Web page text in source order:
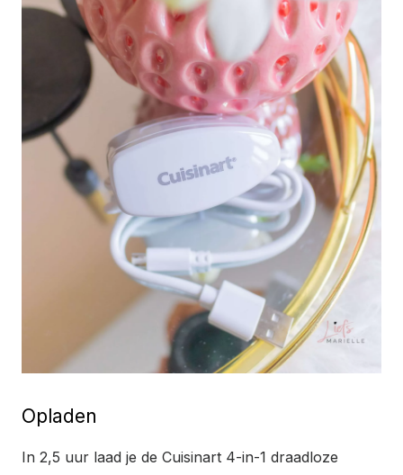
Opladen
In 2,5 uur laad je de Cuisinart 4-in-1 draadloze